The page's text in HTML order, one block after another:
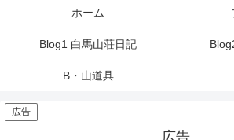
ホーム
Blog1 白馬山荘日記
B・山道具
広告